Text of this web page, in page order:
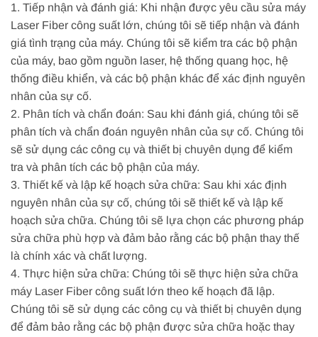
1. Tiếp nhận và đánh giá: Khi nhận được yêu cầu sửa máy
Laser Fiber công suất lớn, chúng tôi sẽ tiếp nhận và đánh
giá tình trạng của máy. Chúng tôi sẽ kiểm tra các bộ phận
của máy, bao gồm nguồn laser, hệ thống quang học, hệ
thống điều khiển, và các bộ phận khác để xác định nguyên
nhân của sự cố.
2. Phân tích và chẩn đoán: Sau khi đánh giá, chúng tôi sẽ
phân tích và chẩn đoán nguyên nhân của sự cố. Chúng tôi
sẽ sử dụng các công cụ và thiết bị chuyên dụng để kiểm
tra và phân tích các bộ phận của máy.
3. Thiết kế và lập kế hoạch sửa chữa: Sau khi xác định
nguyên nhân của sự cố, chúng tôi sẽ thiết kế và lập kế
hoạch sửa chữa. Chúng tôi sẽ lựa chọn các phương pháp
sửa chữa phù hợp và đảm bảo rằng các bộ phận thay thế
là chính xác và chất lượng.
4. Thực hiện sửa chữa: Chúng tôi sẽ thực hiện sửa chữa
máy Laser Fiber công suất lớn theo kế hoạch đã lập.
Chúng tôi sẽ sử dụng các công cụ và thiết bị chuyên dụng
để đảm bảo rằng các bộ phận được sửa chữa hoặc thay